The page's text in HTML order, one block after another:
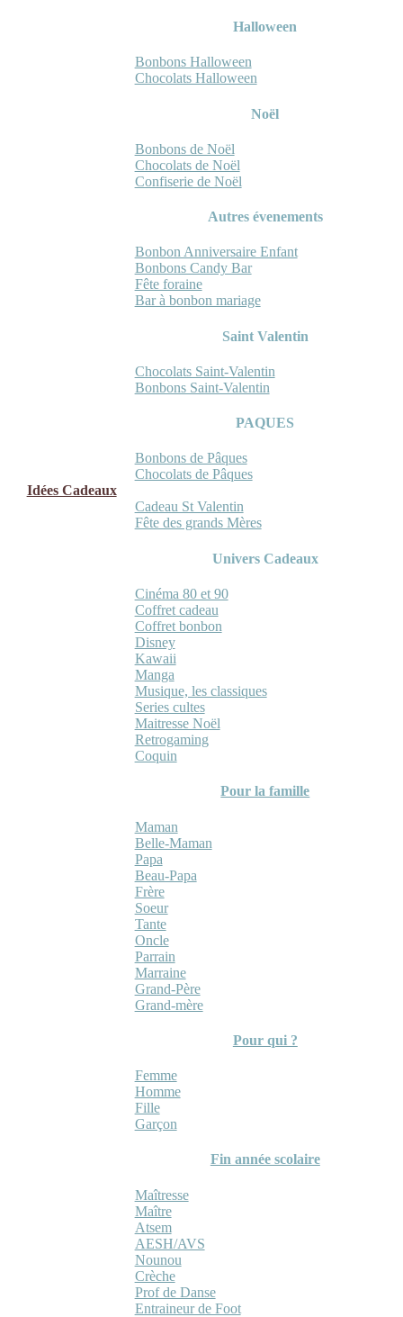
Halloween
Bonbons Halloween
Chocolats Halloween
Noël
Bonbons de Noël
Chocolats de Noël
Confiserie de Noël
Autres évenements
Bonbon Anniversaire Enfant
Bonbons Candy Bar
Fête foraine
Bar à bonbon mariage
Saint Valentin
Chocolats Saint-Valentin
Bonbons Saint-Valentin
PAQUES
Bonbons de Pâques
Chocolats de Pâques
Idées Cadeaux
Cadeau St Valentin
Fête des grands Mères
Univers Cadeaux
Cinéma 80 et 90
Coffret cadeau
Coffret bonbon
Disney
Kawaii
Manga
Musique, les classiques
Series cultes
Maitresse Noël
Retrogaming
Coquin
Pour la famille
Maman
Belle-Maman
Papa
Beau-Papa
Frère
Soeur
Tante
Oncle
Parrain
Marraine
Grand-Père
Grand-mère
Pour qui ?
Femme
Homme
Fille
Garçon
Fin année scolaire
Maîtresse
Maître
Atsem
AESH/AVS
Nounou
Crèche
Prof de Danse
Entraineur de Foot